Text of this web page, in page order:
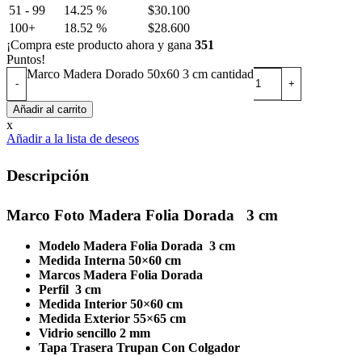
51 - 99
14.25 % $30.100
100+
18.52 % $28.600
¡Compra este producto ahora y gana 351
Puntos!
Marco Madera Dorado 50x60 3 cm cantidad
Añadir al carrito
x
Añadir a la lista de deseos
Descripción
Marco Foto Madera Folia Dorada 3 cm
Modelo Madera Folia Dorada 3 cm
Medida Interna 50×60 cm
Marcos Madera Folia Dorada
Perfil 3 cm
Medida Interior 50×60 cm
Medida Exterior 55×65 cm
Vidrio sencillo 2 mm
Tapa Trasera Trupan Con Colgador